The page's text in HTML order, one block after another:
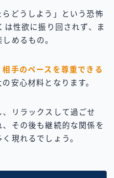
らどうしよう」という恐怖
性欲に振り回されず、ま
めるもの。
手のペースを尊重できる
安心材料となります。
、リラックスして過ごせ
その後も継続的な関係を
現れるでしょう。